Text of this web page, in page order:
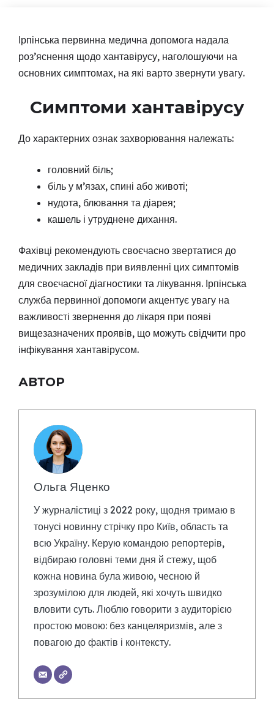
Ірпінська первинна медична допомога надала
роз’яснення щодо хантавірусу, наголошуючи на
основних симптомах, на які варто звернути увагу.
Симптоми хантавірусу
До характерних ознак захворювання належать:
головний біль;
біль у м’язах, спині або животі;
нудота, блювання та діарея;
кашель і утруднене дихання.
Фахівці рекомендують своєчасно звертатися до
медичних закладів при виявленні цих симптомів
для своєчасної діагностики та лікування. Ірпінська
служба первинної допомоги акцентує увагу на
важливості звернення до лікаря при появі
вищезазначених проявів, що можуть свідчити про
інфікування хантавірусом.
АВТОР
Ольга Яценко
У журналістиці з 2022 року, щодня тримаю в
тонусі новинну стрічку про Київ, область та
всю Україну. Керую командою репортерів,
відбираю головні теми дня й стежу, щоб
кожна новина була живою, чесною й
зрозумілою для людей, які хочуть швидко
вловити суть. Люблю говорити з аудиторією
простою мовою: без канцеляризмів, але з
повагою до фактів і контексту.